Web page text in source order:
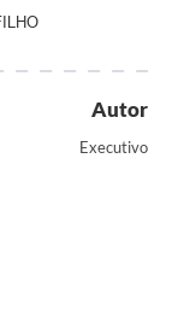
Autor
Executivo